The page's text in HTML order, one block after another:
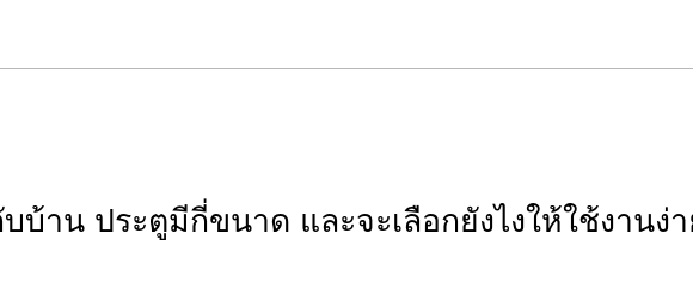
บ้าน ประตูมีกี่ขนาด และจะเลือกยังไงให้ใช้งาน